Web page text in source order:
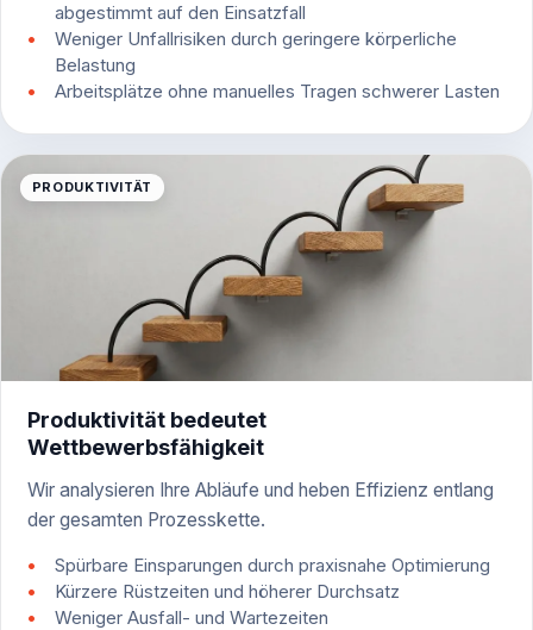
abgestimmt auf den Einsatzfall
Weniger Unfallrisiken durch geringere körperliche
Belastung
Arbeitsplätze ohne manuelles Tragen schwerer Lasten
PRODUKTIVITÄT
Produktivität bedeutet
Wettbewerbsfähigkeit
Wir analysieren Ihre Abläufe und heben Effizienz entlang
der gesamten Prozesskette.
Spürbare Einsparungen durch praxisnahe Optimierung
Kürzere Rüstzeiten und höherer Durchsatz
Weniger Ausfall- und Wartezeiten